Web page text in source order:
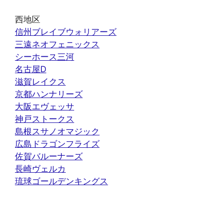
西地区
信州ブレイブウォリアーズ
三遠ネオフェニックス
シーホース三河
名古屋D
滋賀レイクス
京都ハンナリーズ
大阪エヴェッサ
神戸ストークス
島根スサノオマジック
広島ドラゴンフライズ
佐賀バルーナーズ
長崎ヴェルカ
琉球ゴールデンキングス